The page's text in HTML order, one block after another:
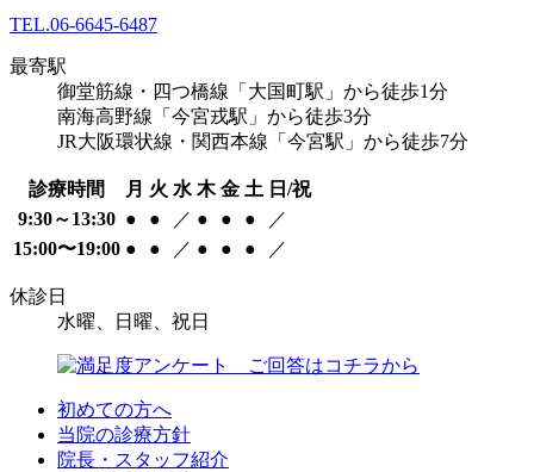
TEL.06-6645-6487
最寄駅
御堂筋線・四つ橋線「大国町駅」から徒歩1分
南海高野線「今宮戎駅」から徒歩3分
JR大阪環状線・関西本線「今宮駅」から徒歩7分
診療時間 月 火 水 木 金 土 日/祝
9:30～13:30 ● ● ／ ● ● ●
／
15:00〜19:00 ● ● ／ ● ● ● ／
休診日
水曜、日曜、祝日
初めての方へ
当院の診療方針
院長・スタッフ紹介